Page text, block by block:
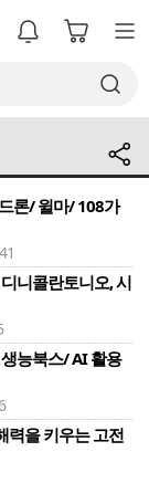
론/ 윌마/ 108가
니콜란토니오, 시
능북스/ AI 활용
력을 키우는 고전